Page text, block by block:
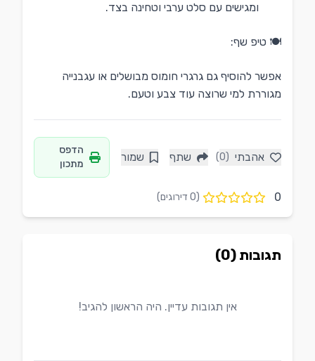
ומגישים עם סלט ערבי וטחינה בצד.
🍽️ טיפ שף:
אפשר להוסיף גם גרגרי חומוס מבושלים או עגבנייה
מגוררת למי שרוצה עוד צבע וטעם.
אהבתי (0) שתף שמור
הדפס
מתכון
0
(
0 דירוגים)
תגובות (0)
אין תגובות עדיין. היה הראשון להגיב!